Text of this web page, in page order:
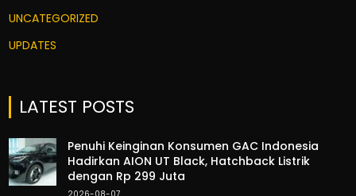
UNCATEGORIZED
UPDATES
LATEST POSTS
Penuhi Keinginan Konsumen GAC Indonesia
Hadirkan AION UT Black, Hatchback Listrik
dengan Rp 299 Juta